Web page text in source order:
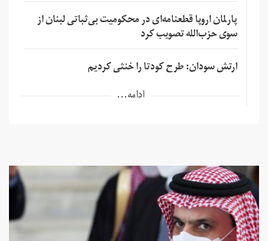
پارلمان اروپا قطعنامه‌ای در محکومیت بی‌ثباتی لبنان از
سوی حزب‌الله تصویب کرد
ارتش سودان: طرح کودتا را خنثی کردیم
ادامه...